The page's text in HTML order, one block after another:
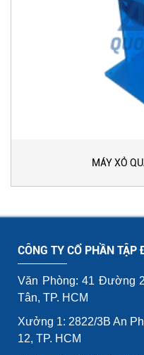
MÁY XỎ
CÔNG TY CỔ PHẦN TẬP
Văn Phòng: 41 Đường
Tân, TP. HCM
Xưởng 1: 2822/3B An
12, TP. HCM